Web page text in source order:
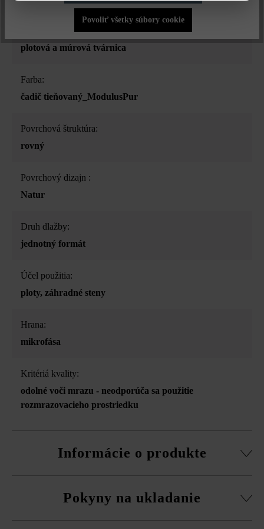
Druh produktu:
plotová a múrová tvárnica
Farba:
čadič tieňovaný_ModulusPur
Povrchová štruktúra:
rovný
Povrchový dizajn :
Natur
Druh dlažby:
jednotný formát
Účel použitia:
ploty, záhradné steny
Hrana:
mikrofása
Kritériá kvality:
odolné voči mrazu - neodporúča sa použitie
rozmrazovacieho prostriedku
Informácie o produkte
kamene, súpravy rohových kociek a vrchná doska.
Pokyny na ukladanie
Povoliť všetky súbory cookie